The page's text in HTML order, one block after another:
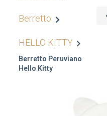
Berretto
HELLO KITTY
Berretto Peruviano
Hello Kitty